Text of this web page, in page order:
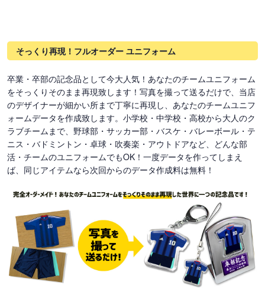
そっくり再現！フルオーダー ユニフォーム
卒業・卒部の記念品として今大人気！あなたのチームユニフォーム
をそっくりそのまま再現致します！写真を撮って送るだけで、当店
のデザイナーが細かい所まで丁寧に再現し、あなたのチームユニフ
ォームデータを作成致します。小学校・中学校・高校から大人のク
ラブチームまで、野球部・サッカー部・バスケ・バレーボール・テ
ニス・バドミントン・卓球・吹奏楽・アウトドアなど、どんな部
活・チームのユニフォームでもOK！一度データを作ってしまえ
ば、同じアイテムなら次回からのデータ作成料は無料！